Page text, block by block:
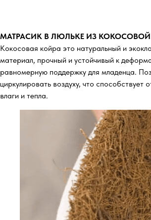
МАТРАСИК В ЛЮЛЬКЕ ИЗ
Кокосовая койра это натуральный и
материал, прочный и устойчивый к
равномерную поддержку для младенца.
циркулировать воздуху, что способствует
влаги и тепла.